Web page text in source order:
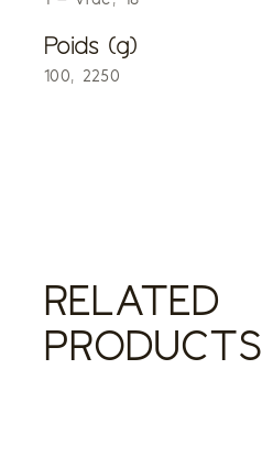
Poids (g)
100, 2250
RELATED
PRODUCTS